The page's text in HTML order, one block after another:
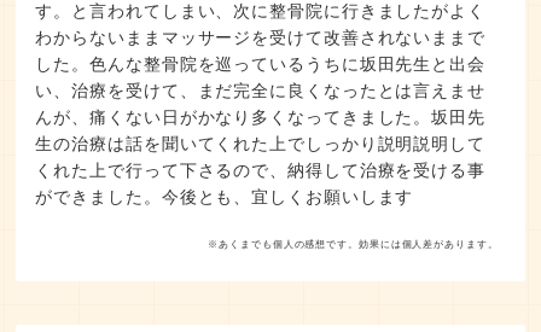
す。と言われてしまい、次に整骨院に行きましたがよく
わからないままマッサージを受けて改善されないままで
した。色んな整骨院を巡っているうちに坂田先生と出会
い、治療を受けて、まだ完全に良くなったとは言えませ
んが、痛くない日がかなり多くなってきました。坂田先
生の治療は話を聞いてくれた上でしっかり説明説明して
くれた上で行って下さるので、納得して治療を受ける事
ができました。今後とも、宜しくお願いします
※あくまでも個人の感想です。効果には個人差があります。